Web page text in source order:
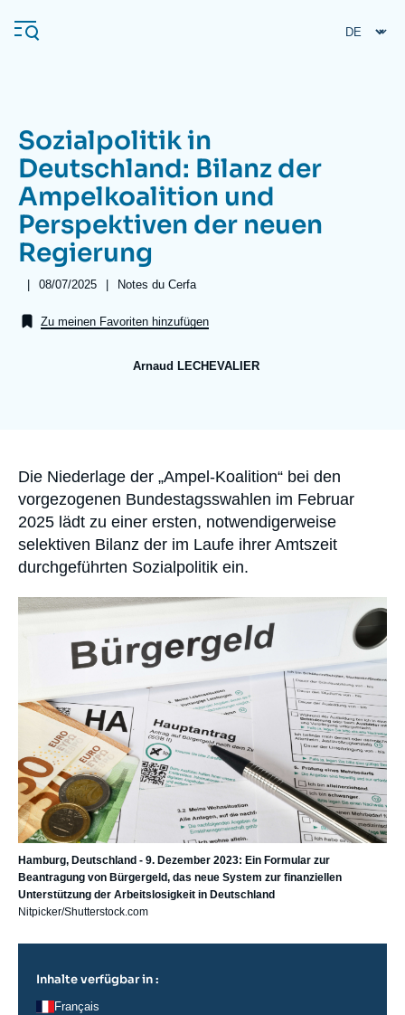
zum
Inhalt
Navigation
principale
Ifri
Veröffentlichungen
Veranstaltungen
Über ifri Häufige Suchanfragen
Sozialpolitik in
Deutschland: Bilanz der
Ampelkoalition und
Perspektiven der neuen
Regierung
Date
publication
08/07/2025
Référence
collections
Notes du Cerfa
Zu meinen Favoriten hinzufügen
Arnaud LECHEVALIER
Accroche
Die Niederlage der „Ampel-Koalition“ bei den
vorgezogenen Bundestagsswahlen im Februar
2025 lädt zu einer ersten, notwendigerweise
selektiven Bilanz der im Laufe ihrer Amtszeit
durchgeführten Sozialpolitik ein.
Image
principale
Hamburg, Deutschland - 9. Dezember 2023: Ein Formular zur
Beantragung von Bürgergeld, das neue System zur finanziellen
Unterstützung der Arbeitslosigkeit in Deutschland
Nitpicker/Shutterstock.com
Inhalte verfügbar in :
Français